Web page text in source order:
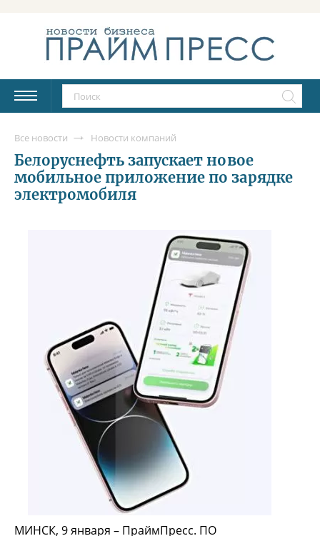
Все новости Новости компаний
Белоруснефть запускает новое
мобильное приложение по зарядке
электромобиля
МИНСК, 9 января – ПраймПресс. ПО